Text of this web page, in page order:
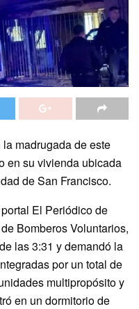
madrugada de este
en su vivienda ubicada
de San Francisco.
El Periódico de
Bomberos Voluntarios,
las 3:31 y demandó la
por un total de
multipropósito y
en un dormitorio de